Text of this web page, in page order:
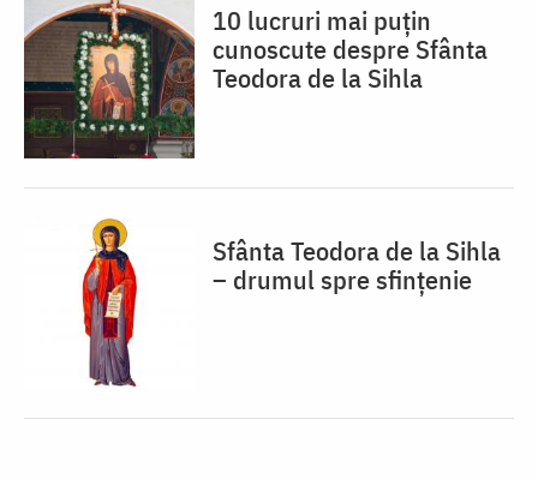
10 lucruri mai puțin
cunoscute despre Sfânta
Teodora de la Sihla
Sfânta Teodora de la Sihla
– drumul spre sfințenie